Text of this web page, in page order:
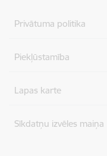
Privātuma politika
Piekļūstamība
Lapas karte
Sīkdatņu izvēles maiņa